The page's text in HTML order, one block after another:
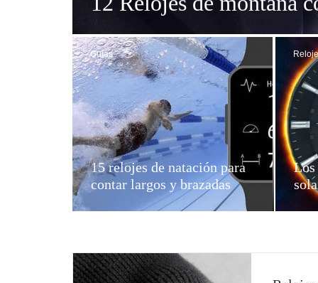
Guías
15 relojes de natación para
contar largos y brazadas
Los